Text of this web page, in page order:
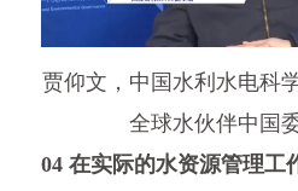
贾仰文，中国水利水电科
全球水伙伴中国
04 在实际的水资源管理工